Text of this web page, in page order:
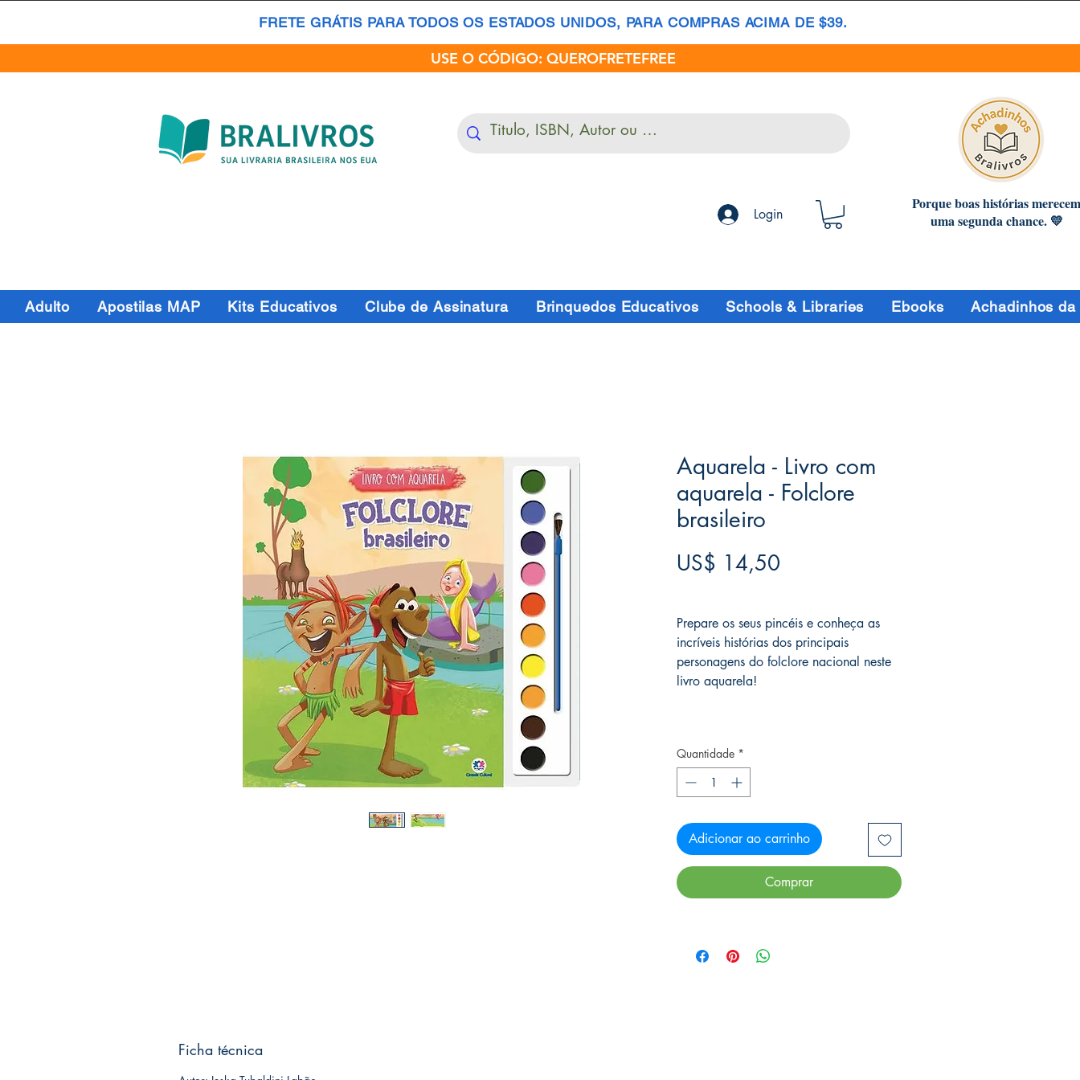
FRETE GRÁTIS PARA TODOS OS ESTADOS UNIDOS, PARA COMPRAS ACIMA DE $39.
USE O CÓDIGO: QUEROFRETEFREE
Login
Porque boas histórias merecem
uma segunda chance. 💛
Adulto Apostilas MAP Kits Educativos Clube de Assinatura Brinquedos Educativos Schools & Libraries Ebooks Achadinhos
Aquarela - Livro com
aquarela - Folclore
brasileiro
US$ 14,50
Prepare os seus pincéis e conheça as
incríveis histórias dos principais
personagens do folclore nacional neste
livro aquarela!
Quantidade *
Adicionar ao carrinho
Comprar
Ficha técnica